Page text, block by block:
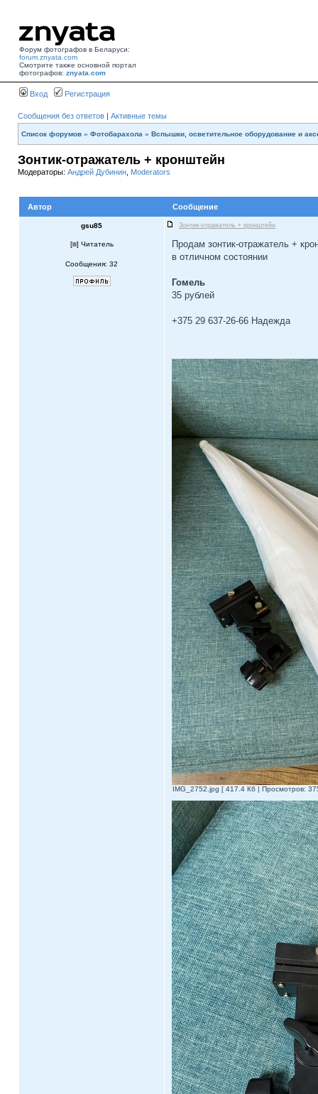
Форум фотографов в Беларуси:
forum.znyata.com
Смотрите также основной портал
фотографов: znyata.com
Вход Регистрация
Сообщения без ответов | Активные темы
Список форумов » Фотобарахола » Вспышки, осветительное оборудование и
Зонтик-отражатель + кронштейн
Модераторы: Андрей Дубинин Moderators
Автор Сообщение
gsu85 Зонтик-отражатель + кронштейн
[ ] Читатель
Сообщения: 32
Продам зонтик-отражатель +
в отличном состоянии
Гомель
35 рублей
+375 29 637-26-66 Надежда
IMG_2752.jpg [ 417.4 Кб | Просмотров: